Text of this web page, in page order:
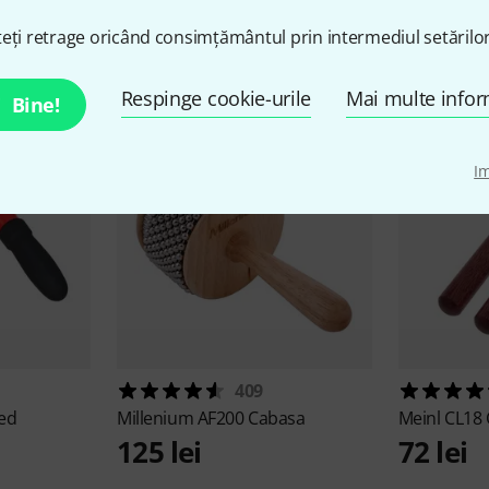
retrage oricând consimțământul prin intermediul
Bine! Respinge cookie-urile Mai multe
și articole
409
MilleniumAF200 Cabasa
125 lei
Meinl CL18
72 lei